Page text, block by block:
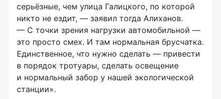
серьёзные, чем улица Галицкого, по которой
никто не ездит, — заявил тогда Алиханов.
— С точки зрения нагрузки автомобильной —
это просто смех. И там нормальная брусчатка.
Единственное, что нужно сделать — привести
в порядок тротуары, сделать освещение
и нормальный забор у нашей экологической
станции».